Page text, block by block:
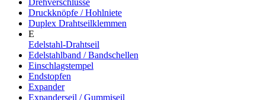
Drehverschlüsse
Druckknöpfe / Hohlniete
Duplex Drahtseilklemmen
E
Edelstahl-Drahtseil
Edelstahlband / Bandschellen
Einschlagstempel
Endstopfen
Expander
Expanderseil / Gummiseil